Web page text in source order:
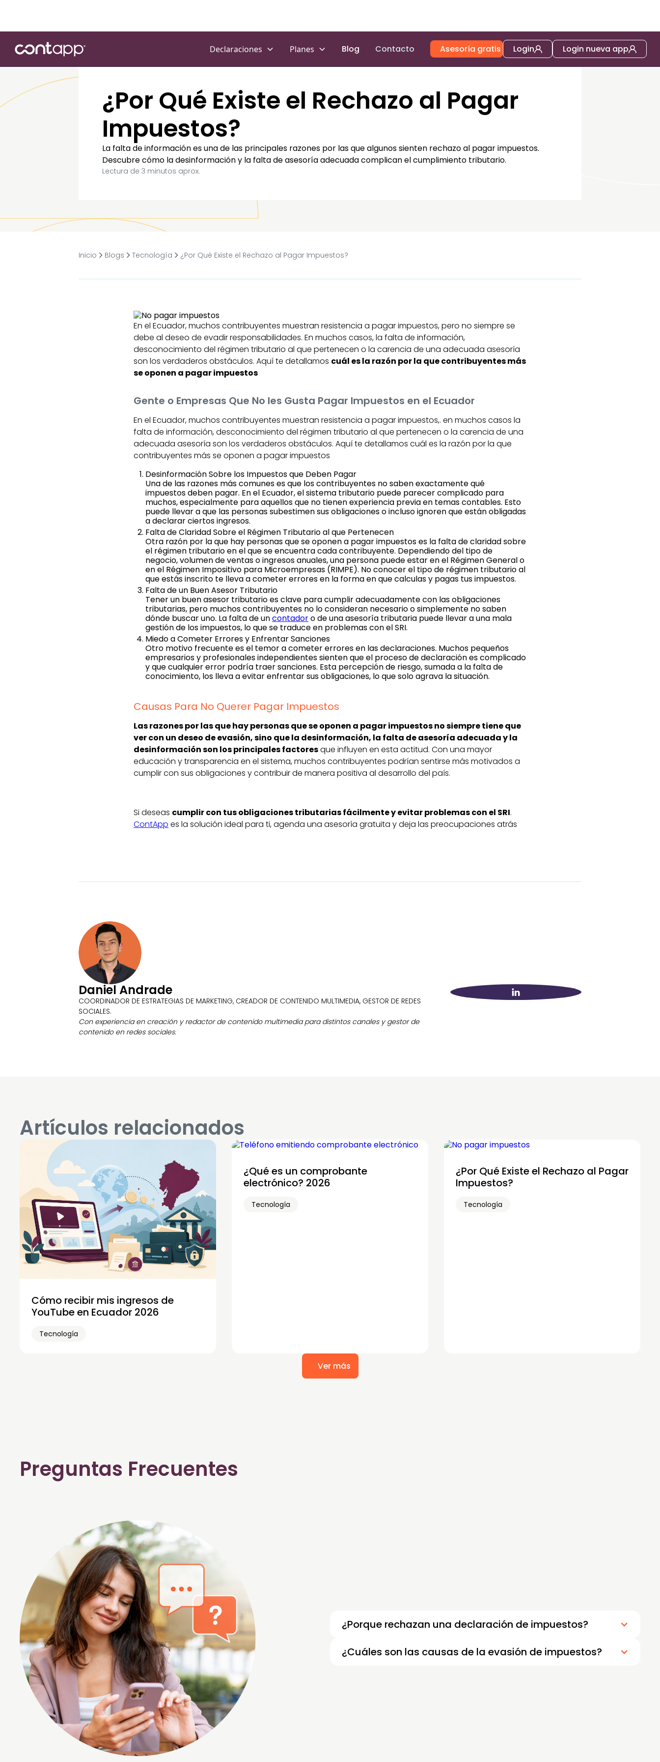
Declaraciones Planes Blog Contacto Asesoría gratis Login Login nueva app
¿Por Qué Existe el Rechazo al Pagar
Impuestos?
La falta de información es una de las principales razones por las que algunos sienten rechazo al pagar impuestos.
Descubre cómo la desinformación y la falta de asesoría adecuada complican el cumplimiento tributario.
Lectura de 3 minutos aprox.
Inicio Blogs Tecnología ¿Por Qué Existe el Rechazo al Pagar Impuestos?
En el Ecuador, muchos contribuyentes muestran resistencia a pagar impuestos, pero no siempre se
debe al deseo de evadir responsabilidades. En muchos casos, la falta de información,
desconocimiento del régimen tributario al que pertenecen o la carencia de una adecuada asesoría
son los verdaderos obstáculos. Aquí te detallamos cuál es la razón por la que contribuyentes más
se oponen a pagar impuestos
Gente o Empresas Que No les Gusta Pagar Impuestos en el Ecuador
En el Ecuador, muchos contribuyentes muestran resistencia a pagar impuestos,. en muchos casos la
falta de información, desconocimiento del régimen tributario al que pertenecen o la carencia de una
adecuada asesoría son los verdaderos obstáculos. Aquí te detallamos cuál es la razón por la que
contribuyentes más se oponen a pagar impuestos
Desinformación Sobre los Impuestos que Deben Pagar
Una de las razones más comunes es que los contribuyentes no saben exactamente qué
impuestos deben pagar. En el Ecuador, el sistema tributario puede parecer complicado para
muchos, especialmente para aquellos que no tienen experiencia previa en temas contables. Esto
puede llevar a que las personas subestimen sus obligaciones o incluso ignoren que están obligadas
a declarar ciertos ingresos.
Falta de Claridad Sobre el Régimen Tributario al que Pertenecen
Otra razón por la que hay personas que se oponen a pagar impuestos es la falta de claridad sobre
el régimen tributario en el que se encuentra cada contribuyente. Dependiendo del tipo de
negocio, volumen de ventas o ingresos anuales, una persona puede estar en el Régimen General o
en el Régimen Impositivo para Microempresas (RIMPE). No conocer el tipo de régimen tributario al
que estás inscrito te lleva a cometer errores en la forma en que calculas y pagas tus impuestos.
Falta de un Buen Asesor Tributario
Tener un buen asesor tributario es clave para cumplir adecuadamente con las obligaciones
tributarias, pero muchos contribuyentes no lo consideran necesario o simplemente no saben
dónde buscar uno. La falta de uncontadoro de una asesoría tributaria puede llevar a una mala
gestión de los impuestos, lo que se traduce en problemas con el SRI.
Miedo a Cometer Errores y Enfrentar Sanciones
Otro motivo frecuente es el temor a cometer errores en las declaraciones. Muchos pequeños
empresarios y profesionales independientes sienten que el proceso de declaración es complicado
y que cualquier error podría traer sanciones. Esta percepción de riesgo, sumada a la falta de
conocimiento, los lleva a evitar enfrentar sus obligaciones, lo que solo agrava la situación.
Causas Para No Querer Pagar Impuestos
Las razones por las que hay personas que se oponen a pagar impuestos no siempre tiene que
ver con un deseo de evasión, sino que la desinformación, la falta de asesoría adecuada y la
desinformación son los principales factoresque influyen en esta actitud. Con una mayor
educación y transparencia en el sistema, muchos contribuyentes podrían sentirse más motivados a
cumplir con sus obligaciones y contribuir de manera positiva al desarrollo del país.
Si deseas cumplir con tus obligaciones tributarias fácilmente y evitar problemas con el SRI.
ContApp es la solución ideal para ti, agenda una asesoría gratuita y deja las preocupaciones atrás
Daniel Andrade
COORDINADOR DE ESTRATEGIAS DE MARKETING, CREADOR DE CONTENIDO MULTIMEDIA, GESTOR DE REDES
SOCIALES.
Con experiencia en creación y redactor de contenido multimedia para distintos canales y gestor de
contenido en redes sociales.
Artículos relacionados
Cómo recibir mis ingresos de
YouTube en Ecuador 2026
Tecnología
¿Qué es un comprobante
electrónico? 2026
Tecnología
¿Por Qué Existe el Rechazo al Pagar
Impuestos?
Tecnología
Ver más
Preguntas Frecuentes
¿Porque rechazan una declaración de impuestos?
¿Cuáles son las causas de la evasión de impuestos?